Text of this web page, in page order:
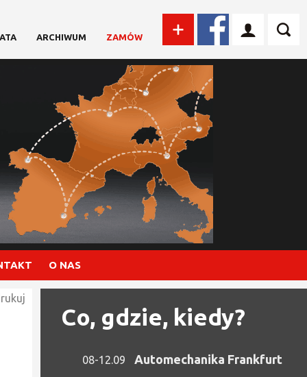
ARCHIWUM ZAMÓW
O NAS
Co, gdzie, kiedy?
08-12.09 Automechanika Frankfurt